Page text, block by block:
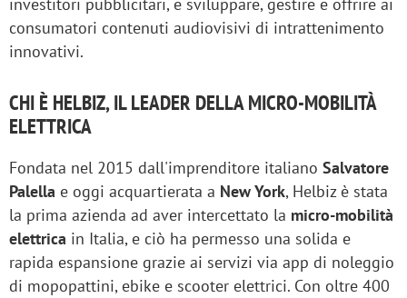
investitori pubblicitari, e sviluppare, gestire e offrire ai
consumatori contenuti audiovisivi di intrattenimento
innovativi.
CHI È HELBIZ, IL LEADER DELLA MICRO-MOBILITÀ
ELETTRICA
Fondata nel 2015 dall'imprenditore italiano Salvatore
Palella e oggi acquartierata a New York, Helbiz è stata
la prima azienda ad aver intercettato la micro-mobilità
elettrica in Italia, e ciò ha permesso una solida e
rapida espansione grazie ai servizi via app di noleggio
di mopopattini, ebike e scooter elettrici. Con oltre 400